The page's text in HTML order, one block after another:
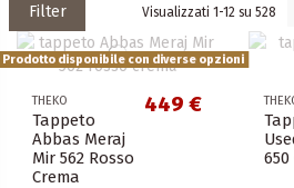
Filter Visualizzati 1-12 su 528
Prezzo
Larghezza cm
Prodotto disponibile con diverse opzioni
THEKO
Tappeto
Abbas Meraj
Mir 562 Rosso
Crema
449 €
650